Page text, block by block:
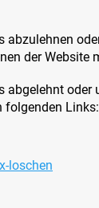
der Website
folgenden Links:
loschen